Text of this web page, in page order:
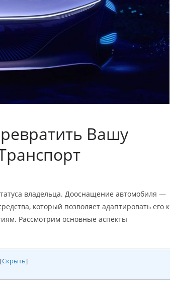
Вашу
владельца. Дооснащение автомобиля —
который позволяет адаптировать его к
Рассмотрим основные аспекты
[Скрыть]